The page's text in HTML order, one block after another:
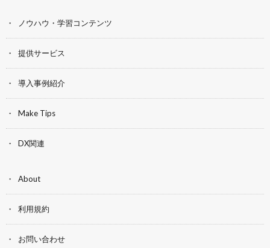
ノウハウ・学習コンテンツ
提供サービス
導入事例紹介
Make Tips
DX関連
About
利用規約
お問い合わせ